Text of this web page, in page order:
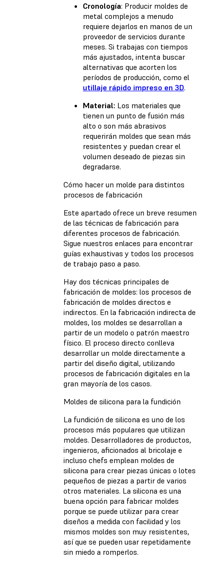
Cronología: Producir moldes de
metal complejos a menudo
requiere dejarlos en manos de un
proveedor de servicios durante
meses. Si trabajas con tiempos
más ajustados, intenta buscar
alternativas que acorten los
períodos de producción, como el
utillaje rápido impreso en 3D.
Material: Los materiales que
tienen un punto de fusión más
alto o son más abrasivos
requerirán moldes que sean más
resistentes y puedan crear el
volumen deseado de piezas sin
degradarse.
Cómo hacer un molde para distintos
procesos de fabricación
Este apartado ofrece un breve resumen
de las técnicas de fabricación para
diferentes procesos de fabricación.
Sigue nuestros enlaces para encontrar
guías exhaustivas y todos los procesos
de trabajo paso a paso.
Hay dos técnicas principales de
fabricación de moldes: los procesos de
fabricación de moldes directos e
indirectos. En la fabricación indirecta de
moldes, los moldes se desarrollan a
partir de un modelo o patrón maestro
físico. El proceso directo conlleva
desarrollar un molde directamente a
partir del diseño digital, utilizando
procesos de fabricación digitales en la
gran mayoría de los casos.
Moldes de silicona para la fundición
La fundición de silicona es uno de los
procesos más populares que utilizan
moldes. Desarrolladores de productos,
ingenieros, aficionados al bricolaje e
incluso chefs emplean moldes de
silicona para crear piezas únicas o lotes
pequeños de piezas a partir de varios
otros materiales. La silicona es una
buena opción para fabricar moldes
porque se puede utilizar para crear
diseños a medida con facilidad y los
mismos moldes son muy resistentes,
así que se pueden usar repetidamente
sin miedo a romperlos.